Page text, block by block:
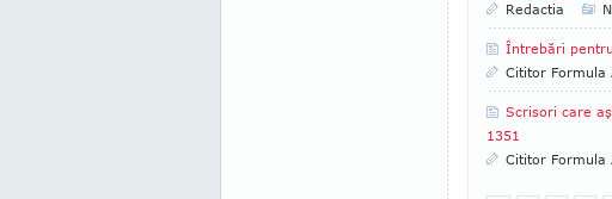
Redactia
Întrebări
Cititor Formula
Scrisori care
1351
Cititor Formula